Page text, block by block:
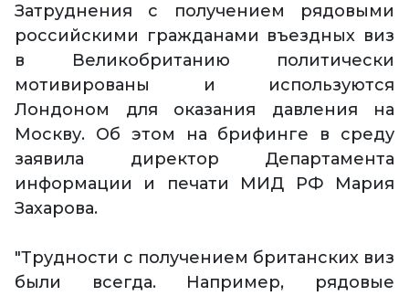
Затруднения с получением рядовыми
российскими гражданами въездных виз
в Великобританию политически
мотивированы и используются
Лондоном для оказания давления на
Москву. Об этом на брифинге в среду
заявила директор Департамента
информации и печати МИД РФ Мария
Захарова.
"Трудности с получением британских виз
были всегда. Например, рядовые